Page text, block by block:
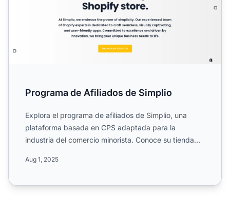
Programa de Afiliados de Simplio
Explora el programa de afiliados de Simplio, una
plataforma basada en CPS adaptada para la
industria del comercio minorista. Conoce su tienda
Aug 1, 2025